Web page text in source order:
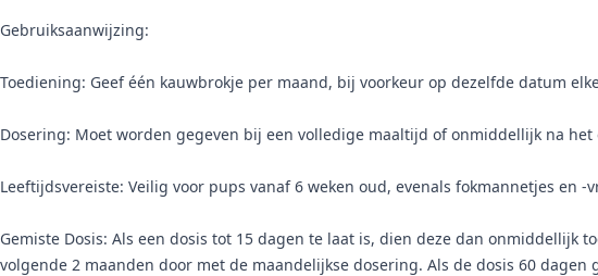
Gebruiksaanwijzing:
Toediening: Geef één kauwbrokje per maand, bij voorkeur op dezelfde datum
Dosering: Moet worden gegeven bij een volledige maaltijd of onmiddellijk na het
Leeftijdsvereiste: Veilig voor pups vanaf 6 weken oud, evenals fokmannetjes en -
Gemiste Dosis: Als een dosis tot 15 dagen te laat is, dien deze dan
volgende 2 maanden door met de maandelijkse dosering. Als de dosis 60